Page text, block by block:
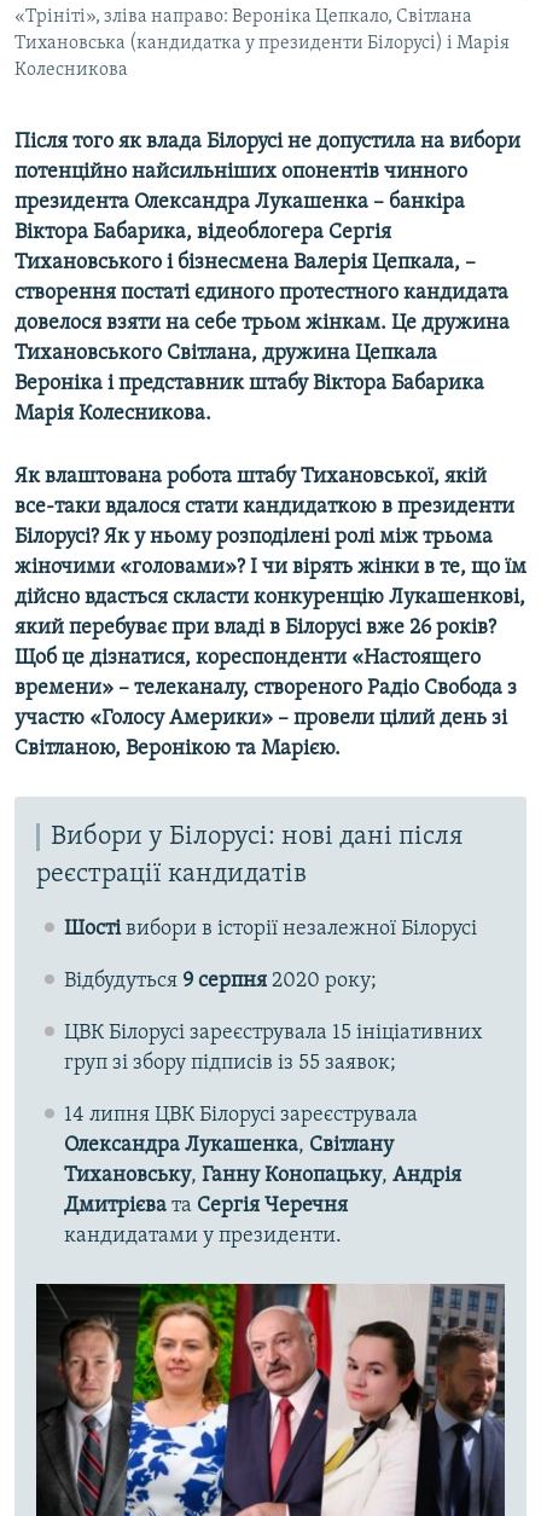
КТАТ
Усі сайти RFE/RL
«Трініті», зліва направо: Вероніка Цепкало, Світлана
Тихановська (кандидатка у президенти Білорусі) і Марія
Колесникова
Після того як влада Білорусі не допустила на вибори
потенційно найсильніших опонентів чинного
президента Олександра Лукашенка – банкіра
Віктора Бабарика, відеоблогера Сергія
Тихановського і бізнесмена Валерія Цепкала, –
створення постаті єдиного протестного кандидата
довелося взяти на себе трьом жінкам. Це дружина
Тихановського Світлана, дружина Цепкала
Вероніка і представник штабу Віктора Бабарика
Марія Колесникова.
Як влаштована робота штабу Тихановської, якій
все-таки вдалося стати кандидаткою в президенти
Білорусі? Як у ньому розподілені ролі між трьома
жіночими «головами»? І чи вірять жінки в те, що їм
дійсно вдасться скласти конкуренцію Лукашенкові,
який перебуває при владі в Білорусі вже 26 років?
Щоб це дізнатися, кореспонденти «Настоящего
времени» – телеканалу, створеного Радіо Свобода з
участю «Голосу Америки» – провели цілий день зі
Світланою, Веронікою та Марією.
Вибори у Білорусі: нові дані після
реєстрації кандидатів
Шостівибори в історії незалежної Білорусі
Відбудуться 9 серпня2020 року;
ЦВК Білорусі зареєструвала 15 ініціативних
груп зі збору підписів із 55 заявок;
14 липня ЦВК Білорусі зареєструвала
Олександра Лукашенка, Світлану
Тихановську, Ганну Конопацьку, Андрія
Дмитрієва та Сергія Черечня
кандидатами у президенти.